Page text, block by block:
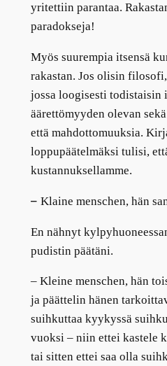
yritettiin parantaa.
paradokseja!
Myös suurempia itsensä
rakastan. Jos olisin
jossa loogisesti todistaisin
äärettömyyden olevan
että mahdottomuuksia.
loppupäätelmäksi tulisi,
kustannuksellamme.
– Klaine menschen, hän
En nähnyt
pudistin päätäni.
– Kleine menschen, hän
ja päättelin hänen
suihkuttaa kyykyssä
vuoksi – niin ettei kastele
tai sitten ettei saa olla